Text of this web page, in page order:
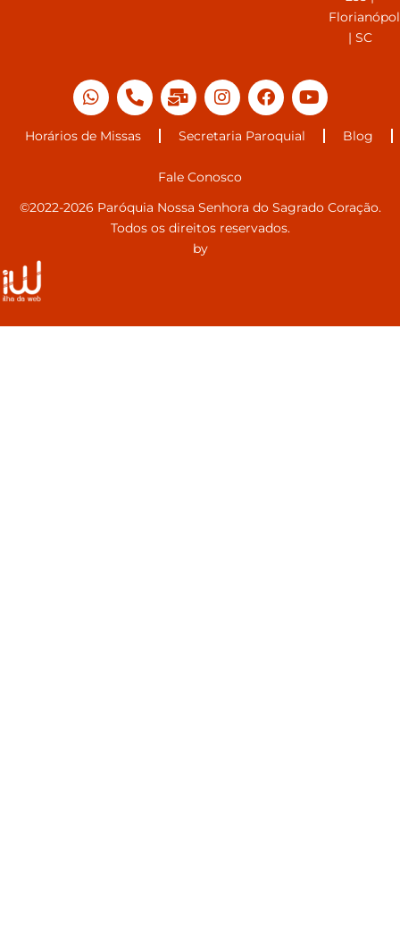
| SC
Horários de Missas Secretaria Paroquial Blog
Fale Conosco
©2022-2026 Paróquia Nossa Senhora do Sagrado Coração.
Todos os direitos reservados.
by